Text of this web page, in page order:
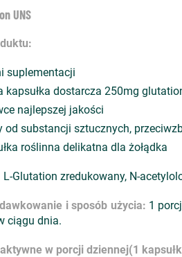
UNS
suplementacji
kapsułka dostarcza 250mg
najlepszej jakości
od substancji sztucznych,
roślinna delikatna dla żołądka
L-Glutation zredukowany, N-
i sposób użycia: 1
ciągu dnia.
w porcji dziennej(1